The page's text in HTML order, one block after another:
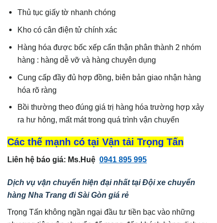
Thủ tục giấy tờ nhanh chóng
Kho có cân điện tử chính xác
Hàng hóa được bốc xếp cẩn thận phân thành 2 nhóm
hàng : hàng dễ vỡ và hàng chuyên dụng
Cung cấp đầy đủ hợp đồng, biên bản giao nhận hàng
hóa rõ ràng
Bồi thường theo đúng giá trị hàng hóa trường hợp xảy
ra hư hỏng, mất mát trong quá trình vận chuyển
Các thế mạnh có tại Vận tải Trọng Tấn
Liên hệ báo giá: Ms.Huệ 0941 895 995
Dịch vụ vận chuyển hiện đại nhất tại Đội xe chuyển
hàng Nha Trang đi Sài Gòn giá rẻ
Trọng Tấn không ngần ngại đầu tư tiền bạc vào những